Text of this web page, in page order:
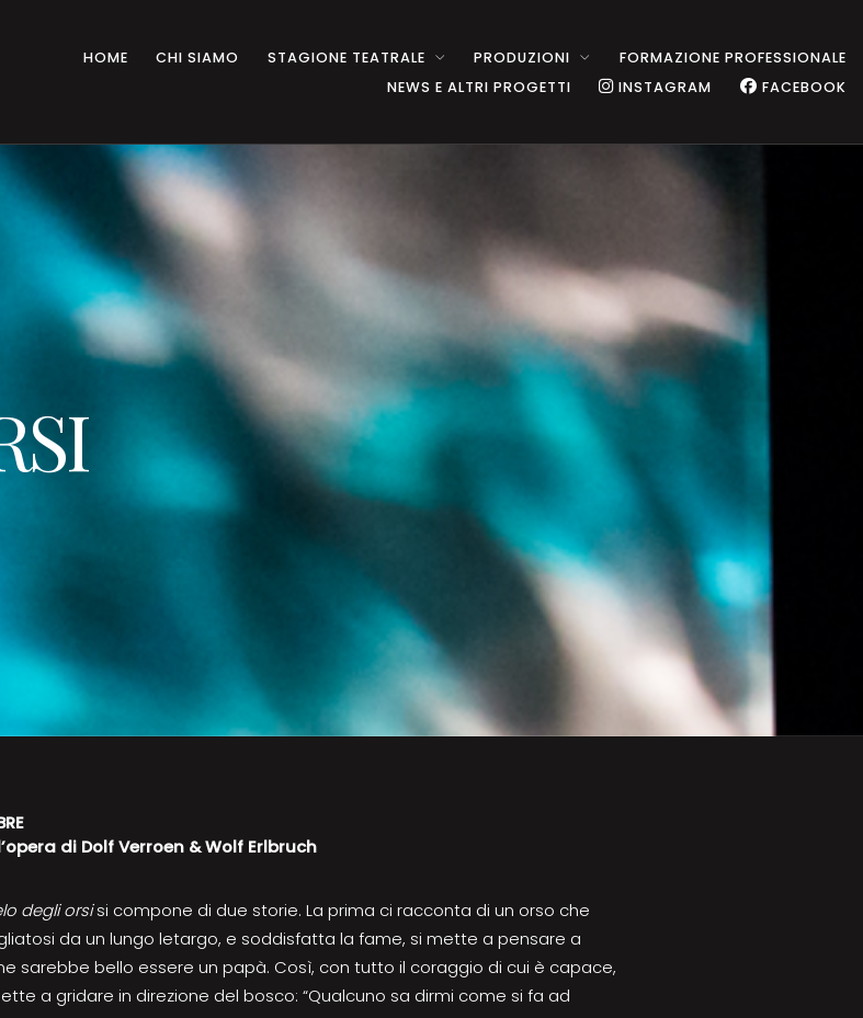
HOME CHI SIAMO STAGIONE TEATRALE PRODUZIONI
FORMAZIONE PROFESSIONALE
NEWS E ALTRI PROGETTI
INSTAGRAM FACEBOOK
di Dolf Verroen & Wolf Erlbruch
degli orsisi compone di due storie. La prima ci racconta di un orso che
da un lungo letargo, e soddisfatta la fame, si mette a pensare a
sarebbe bello essere un papà. Così, con tutto il coraggio di cui è capace,
a gridare in direzione del bosco: “Qualcuno sa dirmi come si fa ad